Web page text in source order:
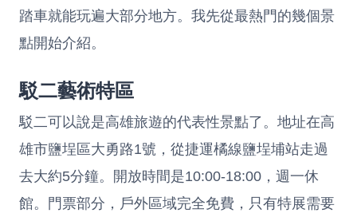
踏車就能玩遍大部分地方。我先從最熱門的幾個景
點開始介紹。
駁二藝術特區
駁二可以說是高雄旅遊的代表性景點了。地址在高
雄市鹽埕區大勇路1號，從捷運橘線鹽埕埔站走過
去大約5分鐘。開放時間是10:00-18:00，週一休
館。門票部分，戶外區域完全免費，只有特展需要